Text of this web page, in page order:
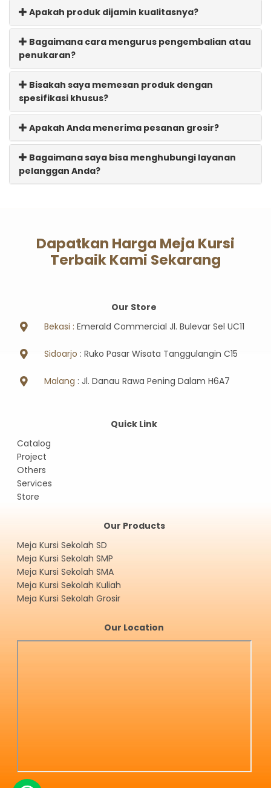
Apakah produk dijamin kualitasnya?
Bagaimana cara mengurus pengembalian atau
penukaran?
Bisakah saya memesan produk dengan
spesifikasi khusus?
Apakah Anda menerima pesanan grosir?
Bagaimana saya bisa menghubungi layanan
pelanggan Anda?
Dapatkan Harga Meja Kursi
Terbaik Kami Sekarang
Our Store
Bekasi : Emerald Commercial Jl. Bulevar Sel UC11
Sidoarjo : Ruko Pasar Wisata Tanggulangin C15
Malang : Jl. Danau Rawa Pening Dalam H6A7
Quick Link
Catalog
Project
Others
Services
Store
Our Products
Meja Kursi Sekolah SD
Meja Kursi Sekolah SMP
Meja Kursi Sekolah SMA
Meja Kursi Sekolah Kuliah
Meja Kursi Sekolah Grosir
Our Location